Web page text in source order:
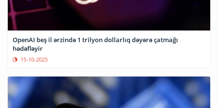
OpenAI beş il ərzində 1 trilyon dollarlıq dəyərə çatmağı
hədəfləyir
15-10-2025